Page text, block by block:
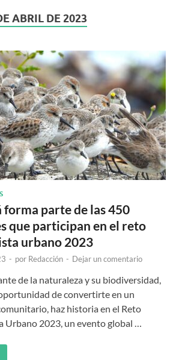
ABRIL DE 2023
forma parte de las 450
que participan en el reto
urbano 2023
- por Redacción - Dejar un comentario
de la naturaleza y su biodiversidad,
de convertirte en un
haz historia en el Reto
Urbano 2023, un evento global …